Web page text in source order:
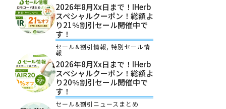
2026年8月xx日まで！iHerb
スペシャルクーポン！総額よ
り21％割引セール開催中で
す！
セール&割引情報, 特別セール情
報
2026年8月xx日まで！iHerb
スペシャルクーポン！総額よ
り20％割引セール開催中で
す！
セール&割引ニュースまとめ